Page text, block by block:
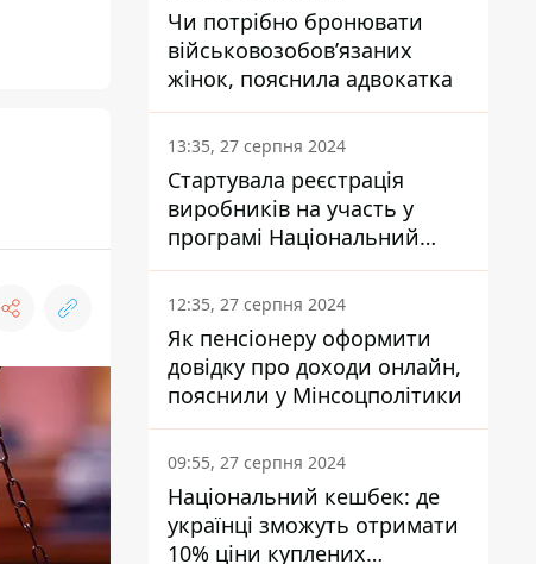
Чи потрібно бронювати
військовозобов’язаних
жінок, пояснила адвокатка
13:35, 27 серпня 2024
Стартувала реєстрація
виробників на участь у
програмі Національний
кешбек: як це зробити
через портал Дія
12:35, 27 серпня 2024
Як пенсіонеру оформити
довідку про доходи онлайн,
пояснили у Мінсоцполітики
09:55, 27 серпня 2024
Національний кешбек: де
українці зможуть отримати
10% ціни куплених